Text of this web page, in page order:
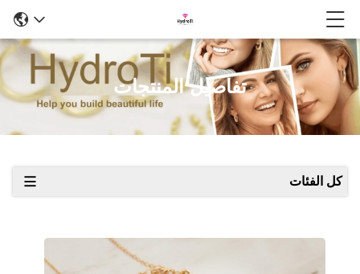
تفاصيل المنتجات
كل الفئات